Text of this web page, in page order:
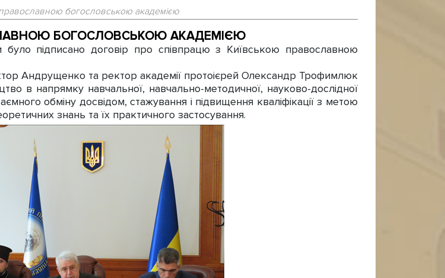
богословською академією
БОГОСЛОВСЬКОЮ АКАДЕМІЄЮ
підписано договір про співпрацю з Київською православною
Андрущенко та ректор академії протоієрей Олександр Трофимлюк
в напрямку навчальної, навчально-методичної, науково-дослідної
обміну досвідом, стажування і підвищення кваліфікації з метою
знань та їх практичного застосування.